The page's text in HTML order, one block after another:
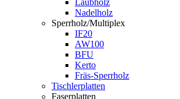
Laubholz
Nadelholz
Sperrholz/Multiplex
IF20
AW100
BFU
Kerto
Fräs-Sperrholz
Tischlerplatten
Faserplatten